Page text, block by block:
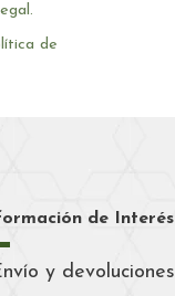
de
de Interés
y devoluciones